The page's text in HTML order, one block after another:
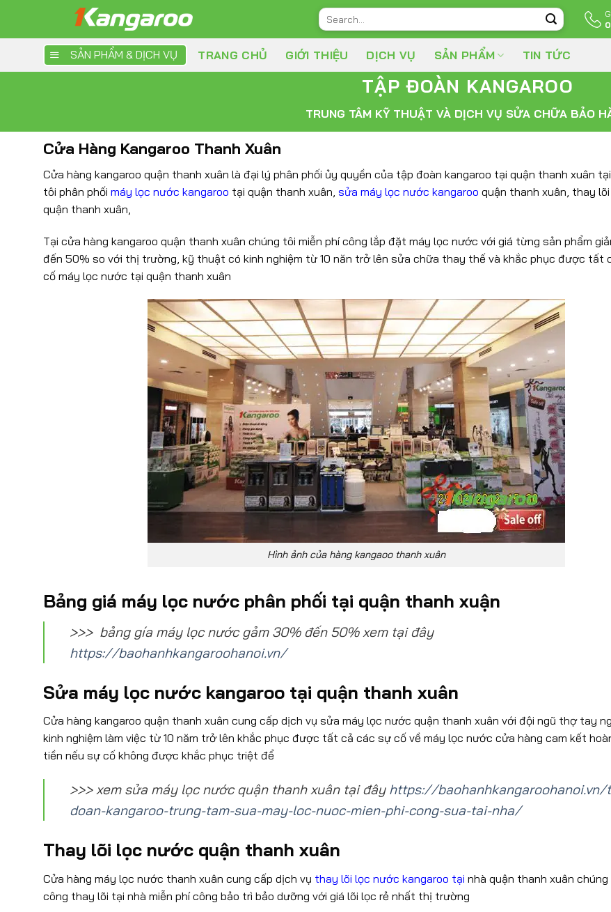
Search
for:
SẢN PHẨM & DỊCH VỤ TRANG CHỦ GIỚI THIỆU DỊCH VỤ SẢN PHẨM TIN TỨC
TẬP ĐOÀN KANGAROO
TRUNG TÂM KỸ THUẬT VÀ DỊCH VỤ SỬA CHỮA BẢO
Cửa Hàng Kangaroo Thanh Xuân
Cửa hàng kangaroo quận thanh xuân là đại lý phân phối ủy quyền của tập đoàn kangaroo tại quận thanh xuân
tôi phân phối máy lọc nước kangaroo tại quận thanh xuân, sửa máy lọc nước kangaroo quận thanh xuân, thay
quận thanh xuân,
Tại cửa hàng kangaroo quận thanh xuân chúng tôi miễn phí công lắp đặt máy lọc nước với giá từng sản phẩm
đến 50% so với thị trường, kỹ thuật có kinh nghiệm từ 10 năn trở lên sửa chữa thay thế và khắc phục được tất
cố máy lọc nước tại quận thanh xuân
Hình ảnh của hàng kangaoo thanh xuân
Bảng giá máy lọc nước phân phối tại quận thanh xuận
>>> bảng gía máy lọc nước gảm 30% đến 50% xem tại đây
https://baohanhkangaroohanoi.vn/
Sửa máy lọc nước kangaroo tại quận thanh xuân
Cửa hàng kangaroo quận thanh xuân cung cấp dịch vụ sửa máy lọc nước quận thanh xuân với đội ngũ thợ tay
kinh nghiệm làm việc từ 10 năm trở lên khắc phục được tất cả các sự cố về máy lọc nước cửa hàng cam kết
tiền nếu sự cố không được khắc phục triệt để
>>> xem sửa máy lọc nước quận thanh xuân tại đây https://baohanhkangaroohanoi.vn/
doan-kangaroo-trung-tam-sua-may-loc-nuoc-mien-phi-cong-sua-tai-nha/
Thay lõi lọc nước quận thanh xuân
Cửa hàng máy lọc nước thanh xuân cung cấp dịch vụ thay lõi lọc nước kangaroo tại nhà quận thanh xuân chúng
công thay lõi tại nhà miễn phí công bảo trì bảo dưỡng với giá lõi lọc rẻ nhất thị trường